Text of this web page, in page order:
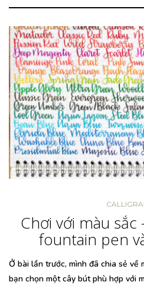
Chơi với màu
fountain pen
Ở bài lần trước, mình đã chia sẻ về
bạn chọn một cây bút phù hợp với